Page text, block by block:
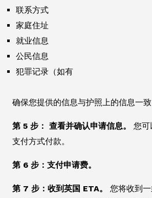
联系方式
家庭住址
就业信息
公民信息
犯罪记录（如有
确保您提供的信息与护照上的信息一致
第 5 步： 查看并确认申请信息。
您可
支付方式付款。
第 6 步：支付申请费。
第 7 步：收到英国 ETA。
您将收到